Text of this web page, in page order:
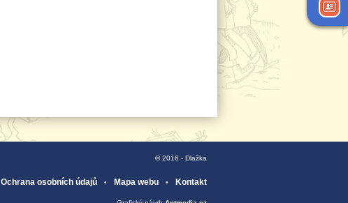
© 2016 - Dlažka
Ochrana osobních údajů Mapa webu Kontakt